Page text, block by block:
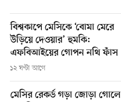
বিশ্বকাপে মেসিকে ‘বোমা মেরে
উড়িয়ে দেওয়ার’ হুমকি:
এফবিআইয়ের গোপন নথি ফাঁস
১২ ঘণ্টা আগে
মেসির রেকর্ড গড়া জোড়া গোলে